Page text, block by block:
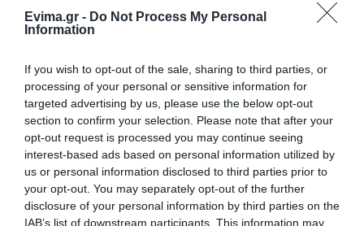
Evima.gr - Do Not Process My Personal
Information
If you wish to opt-out of the sale, sharing to third parties, or
processing of your personal or sensitive information for
targeted advertising by us, please use the below opt-out
section to confirm your selection. Please note that after your
opt-out request is processed you may continue seeing
interest-based ads based on personal information utilized by
us or personal information disclosed to third parties prior to
your opt-out. You may separately opt-out of the further
disclosure of your personal information by third parties on the
IAB’s list of downstream participants. This information may
Μεταφορές χρημάτων: Σε ποιες
περιπτώσεις η ΑΑΔΕ επιβάλλει
08.08.2026 | 13:20
Εικόνες σοκ σε κοιμητήριο της
Εύβοιας: Δείτε τι έκαναν
08.08.2026 | 13:00
Α. Ο. Χαλκίς: Πρώτο φιλικό σήμερα
για νέα αγωνιστική περίοδο – Η
ώρα
Φωτιά στη Βοιωτία:
Έκτακτα μέτρα
στήριξης για την
εστίαση ζητά η ΠΣτΕ
Όμιλος ΔΕΗ: Νέα
συμφωνία για
χαρτοφυλάκιο έργων
ΑΠΕ